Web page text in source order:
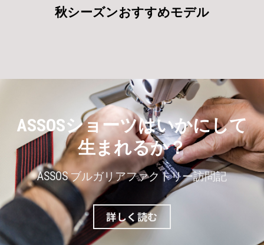
秋シーズンおすすめモデル
ASSOSショーツはいかにして
生まれるか？
ASSOS ブルガリアファクトリー訪問記
詳しく読む